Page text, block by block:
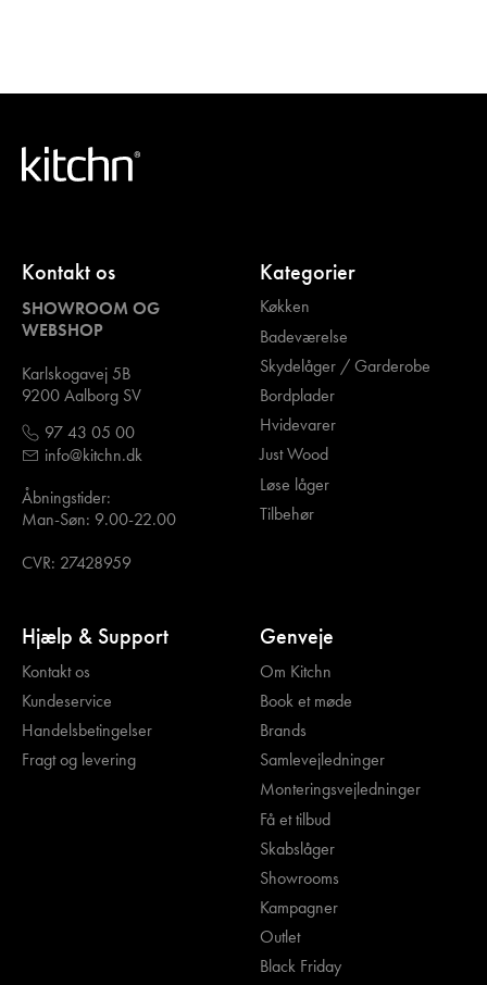
Kontakt os
SHOWROOM OG
WEBSHOP
Karlskogavej 5B
9200 Aalborg SV
97 43 05 00
info@kitchn.dk
Åbningstider:
Man-Søn: 9.00-22.00
CVR: 27428959
Kategorier
Køkken
Badeværelse
Skydelåger / Garderobe
Bordplader
Hvidevarer
Just Wood
Løse låger
Tilbehør
Hjælp & Support
Kontakt os
Kundeservice
Handelsbetingelser
Fragt og levering
Genveje
Om Kitchn
Book et møde
Brands
Samlevejledninger
Monteringsvejledninger
Få et tilbud
Skabslåger
Showrooms
Kampagner
Outlet
Black Friday